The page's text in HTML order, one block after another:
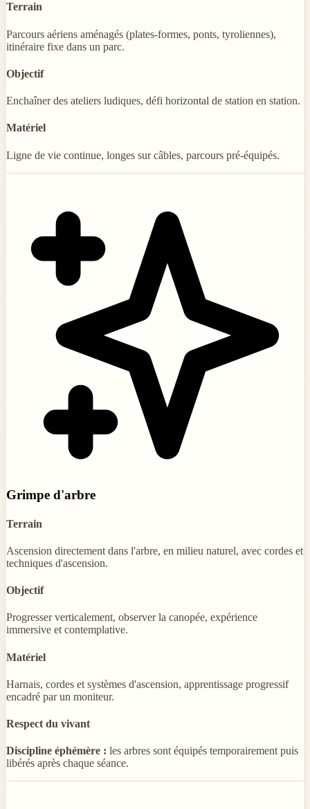
Terrain
Parcours aériens aménagés (plates-formes, ponts, tyroliennes),
itinéraire fixe dans un parc.
Objectif
Enchaîner des ateliers ludiques, défi horizontal de station en station.
Matériel
Ligne de vie continue, longes sur câbles, parcours pré-équipés.
Grimpe d'arbre
Terrain
Ascension directement dans l'arbre, en milieu naturel, avec cordes et
techniques d'ascension.
Objectif
Progresser verticalement, observer la canopée, expérience
immersive et contemplative.
Matériel
Harnais, cordes et systèmes d'ascension, apprentissage progressif
encadré par un moniteur.
Respect du vivant
Discipline éphémère : les arbres sont équipés temporairement puis
libérés après chaque séance.